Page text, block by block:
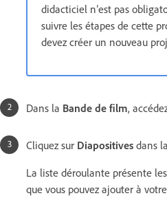
didacticiel n’est pas
suivre les étapes de cette
devez créer un nouveau
Dans la Bande de film,
Cliquez sur Diapositives dans
La liste déroulante présente
que vous pouvez ajouter à